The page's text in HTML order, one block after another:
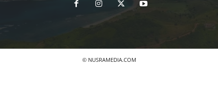
© NUSRAMEDIA.COM